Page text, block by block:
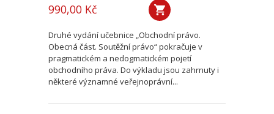
990,00 Kč
Druhé vydání učebnice „Obchodní právo.
Obecná část. Soutěžní právo“ pokračuje v
pragmatickém a nedogmatickém pojetí
obchodního práva. Do výkladu jsou zahrnuty i
některé významné veřejnoprávní...